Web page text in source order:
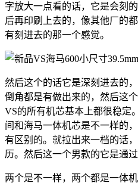
字放大一点看的话，它是会刻
后再印刷上去的，像其他厂的
有刻进去的那一个感觉。
然后这个的话它是深刻进去的
倒角都是有做出来的，然后这
VS的所有机芯基本上都很稳定
间和海马一体机芯是不一样的
有区别的。就拉出来一档的话
历。然后这一个男款的它是通
两个是不一样，两个都是一体